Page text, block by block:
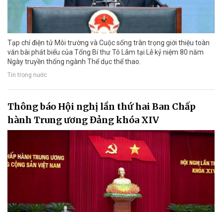
Tạp chí điện tử Môi trường và Cuộc sống trân trọng giới thiệu toàn
văn bài phát biểu của Tổng Bí thư Tô Lâm tại Lễ kỷ niệm 80 năm
Ngày truyền thống ngành Thể dục thể thao.
Tin trong nước
Thông báo Hội nghị lần thứ hai Ban Chấp
hành Trung ương Đảng khóa XIV